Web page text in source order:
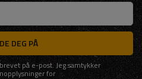
DEG PÅ
på e-post. Jeg samtykker
for